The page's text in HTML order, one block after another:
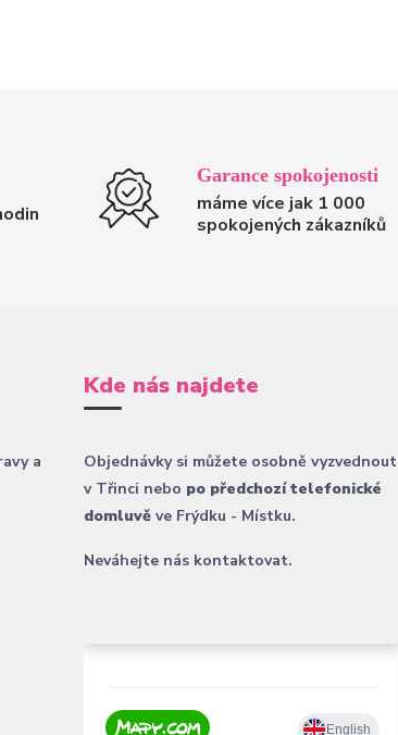
Garance spokojenosti
máme více jak 1 000
spokojených zákazníků
a
Kde nás najdete
Objednávky si můžete osobně vyzvednout
v Třinci nebo po předchozí telefonické
domluvě ve Frýdku - Místku.
Neváhejte nás kontaktovat.